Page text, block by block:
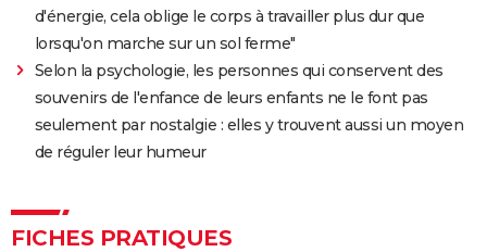
Drive : Ryan Gosling conduit-il vraiment dans le
film ?
American Nightmare
Old boy
Maigret : synopsis, casting, Depardieu, avis...
d'énergie, cela oblige le corps à travailler plus dur que
lorsqu'on marche sur un sol ferme"
Selon la psychologie, les personnes qui conservent des
souvenirs de l'enfance de leurs enfants ne le font pas
seulement par nostalgie : elles y trouvent aussi un moyen
de réguler leur humeur
FICHES PRATIQUES